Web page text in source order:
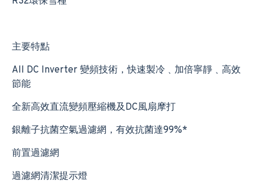
主要特點
All DC Inverter 變頻技術，快速製冷﹑加倍寧靜﹑高效
節能
全新高效直流變頻壓縮機及DC風扇摩打
銀離子抗菌空氣過濾網，有效抗菌達99%*
前置過濾網
過濾網清潔提示燈